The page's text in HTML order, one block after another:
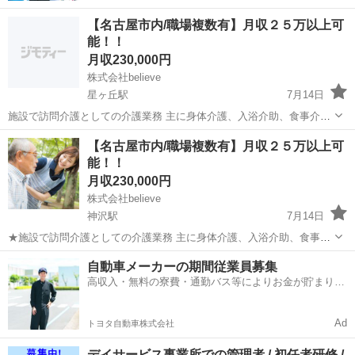
【名古屋市内/職場複数有】月収２５万以上可
能！！
月収230,000円
株式会社believe
星ヶ丘駅
7月14日
施設で訪問介護としての介護業務 主に身体介護、入浴介助、食事介
助、排泄介助、更衣介助、移乗介助など ヘルパー業務及び健康管理を
お願いします 変更範囲：会社の定める業務 【求める人材】 無...
愛知 名古屋市 星ヶ丘駅 介護士 業務
【名古屋市内/職場複数有】月収２５万以上可
能！！
月収230,000円
株式会社believe
神沢駅
7月14日
★施設で訪問介護としての介護業務 主に身体介護、入浴介助、食事介
助、排泄介助、更衣介助、移乗介助など ヘルパー業務及び健康管理を
名古屋市 神沢駅 介護士 業務
自動車メーカーの期間従業員募集
高収入・無料の寮費・通勤バス等によりお金が貯まりや
トヨタ自動車株式会社 Ad